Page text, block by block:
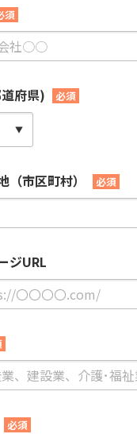
須
府県) 必須
（市区町村） 必須
ジURL
必須